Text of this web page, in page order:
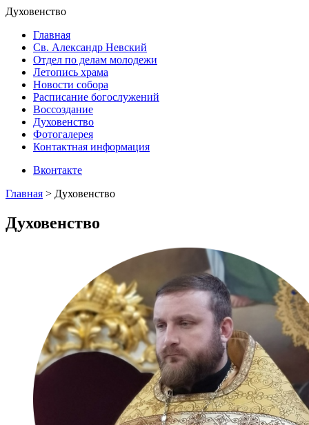
Духовенство
Главная
Св. Александр Невский
Отдел по делам молодежи
Летопись храма
Новости собора
Расписание богослужений
Воссоздание
Духовенство
Фотогалерея
Контактная информация
Вконтакте
Главная > Духовенство
Духовенство